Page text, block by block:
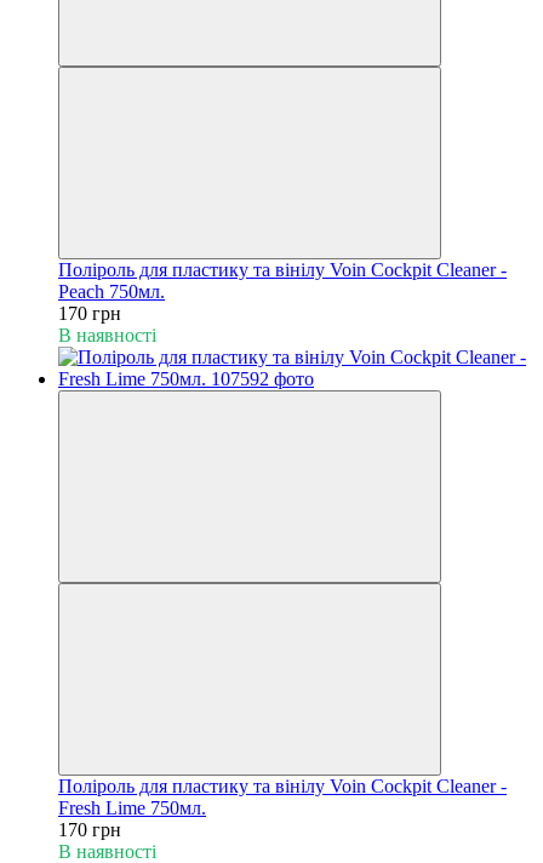
Поліроль для пластику та вінілу Voin Cockpit Cleaner -
Peach 750мл.
170 грн
В наявності
Поліроль для пластику та вінілу Voin Cockpit Cleaner -
Fresh Lime 750мл.
170 грн
В наявності